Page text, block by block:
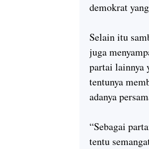
demokrat
Selain itu
juga
partai lainnya
tentunya
adanya
“Sebagai
tentu